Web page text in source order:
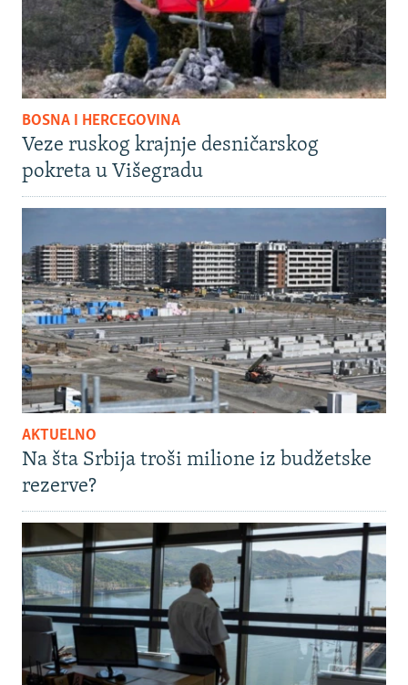
BOSNA I HERCEGOVINA
Veze ruskog krajnje desničarskog
pokreta u Višegradu
AKTUELNO
Na šta Srbija troši milione iz budžetske
rezerve?